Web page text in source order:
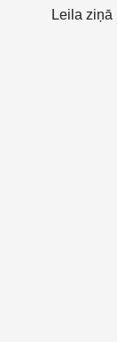
Leila ziņā